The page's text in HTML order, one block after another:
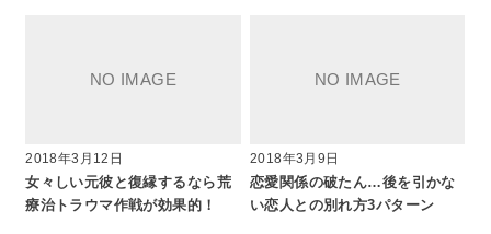
2018年3月12日
女々しい元彼と復縁するなら荒
療治トラウマ作戦が効果的！
2018年3月9日
恋愛関係の破たん…後を引かな
い恋人との別れ方3パターン